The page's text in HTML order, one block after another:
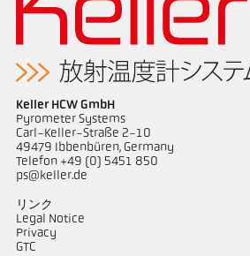
Keller HCW GmbH
Pyrometer Systems
Carl-Keller-Straße 2-10
49479 Ibbenbüren, Germany
Telefon +49 (0) 5451 850
ps@keller.de
リンク
Legal Notice
Privacy
GTC